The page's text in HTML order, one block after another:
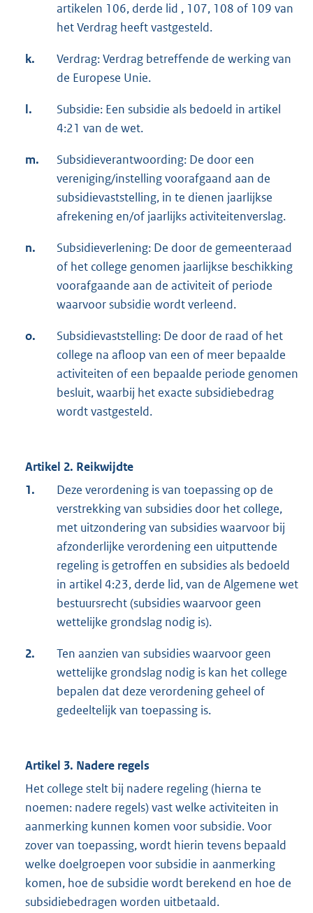
artikelen 106, derde lid , 107, 108 of 109 van
het Verdrag heeft vastgesteld.
k.
Verdrag: Verdrag betreffende de werking van
de Europese Unie.
l.
Subsidie: Een subsidie als bedoeld in artikel
4:21 van de wet.
m.
Subsidieverantwoording: De door een
vereniging/instelling voorafgaand aan de
subsidievaststelling, in te dienen jaarlijkse
afrekening en/of jaarlijks activiteitenverslag.
n.
Subsidieverlening: De door de gemeenteraad
of het college genomen jaarlijkse beschikking
voorafgaande aan de activiteit of periode
waarvoor subsidie wordt verleend.
o.
Subsidievaststelling: De door de raad of het
college na afloop van een of meer bepaalde
activiteiten of een bepaalde periode genomen
besluit, waarbij het exacte subsidiebedrag
wordt vastgesteld.
Artikel 2. Reikwijdte
1.
Deze verordening is van toepassing op de
verstrekking van subsidies door het college,
met uitzondering van subsidies waarvoor bij
afzonderlijke verordening een uitputtende
regeling is getroffen en subsidies als bedoeld
in artikel 4:23, derde lid, van de Algemene wet
bestuursrecht (subsidies waarvoor geen
wettelijke grondslag nodig is).
2.
Ten aanzien van subsidies waarvoor geen
wettelijke grondslag nodig is kan het college
bepalen dat deze verordening geheel of
gedeeltelijk van toepassing is.
Artikel 3. Nadere regels
Het college stelt bij nadere regeling (hierna te
noemen: nadere regels) vast welke activiteiten in
aanmerking kunnen komen voor subsidie. Voor
zover van toepassing, wordt hierin tevens bepaald
welke doelgroepen voor subsidie in aanmerking
komen, hoe de subsidie wordt berekend en hoe de
subsidiebedragen worden uitbetaald.